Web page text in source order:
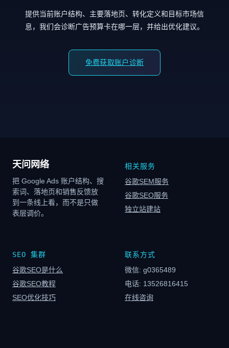
提供当前账户结构、主要落地页、转化定义和目标市场信
息，我们会诊断广告预算卡在哪一层，并给出优化建议。
免费获取账户诊断
天问网络
把 Google Ads 账户结构、搜
索词、落地页和销售反馈放
到一条线上看，而不是只做
表层调价。
相关服务
谷歌SEM服务
谷歌SEO服务
独立站建站
SEO 集群
谷歌SEO是什么
谷歌SEO教程
SEO优化技巧
联系方式
微信: g0365489
电话: 13526816415
在线咨询